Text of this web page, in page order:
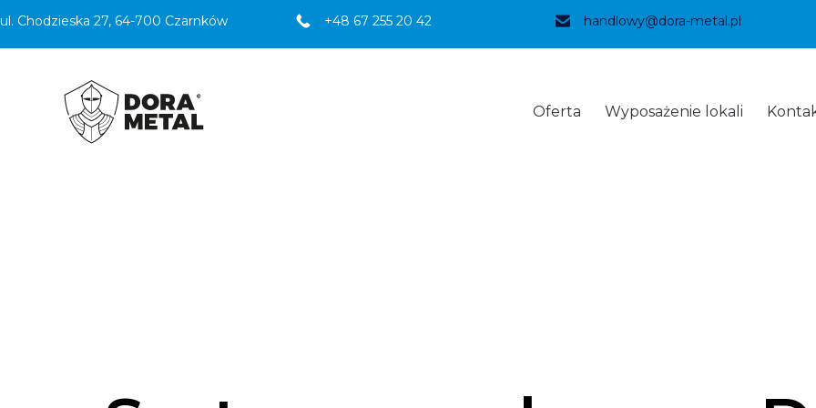
ul. Chodzieska 27, 64-700 Czarnków +48 67 255 20 42 handlowy@dora-metal.pl
Oferta Wyposażenie lokali